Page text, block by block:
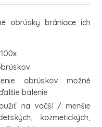
obrúsky brániace ich
obrúskov možné
balenie
na väčší / menšie
kozmetických,